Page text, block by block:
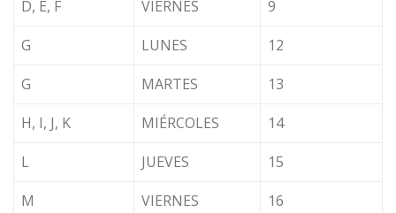
D, E, F VIERNES
9
G
LUNES
12
G
MARTES
13
H, I, J, K
MIÉRCOLES
14
L
JUEVES
15
M
VIERNES
16